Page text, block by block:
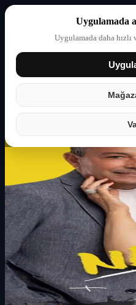
Uygulamada
Uygulamada daha
Giriş yap Partner